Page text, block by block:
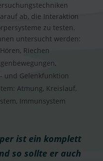
ab, die Interaktion
zu testen.
untersucht werden:
Riechen
und Gelenkfunktion
Atmung, Kreislauf,
Immunsystem
ist ein komplett
so sollte er auch